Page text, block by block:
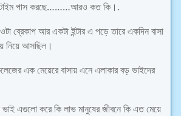
টাইম পাস করছে………আরও কত কি।.
ব্রেকাপ আর একটা ইন্টার এ পড়ে তারে একদিন বাসা
নিয়ে আসছিল।
এক মেয়েরে বাসায় এনে এলাকার বড় ভাইদের
এগুলো করে কি লাভ মানুষের জীবনে কি এত মেয়ে